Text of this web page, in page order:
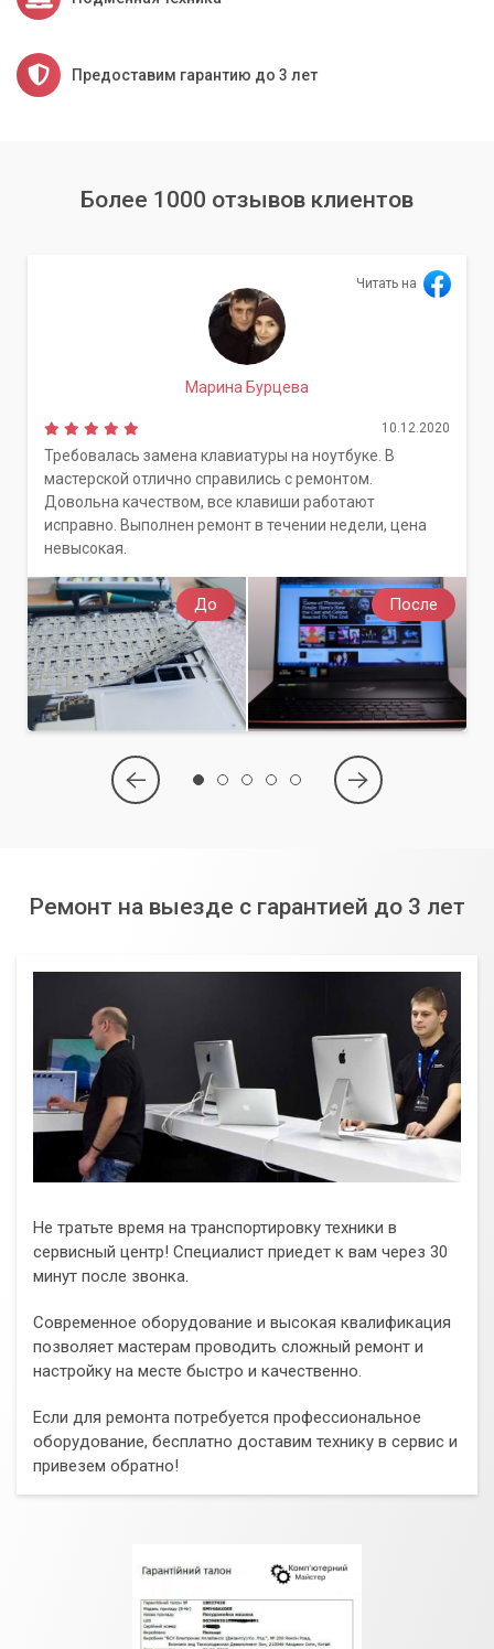
Предоставим гарантию до 3 лет
Более 1000 отзывов клиентов
До После
Читать на
Марина Бурцева
10.12.2020
Требовалась замена клавиатуры на ноутбуке. В
мастерской отлично справились с ремонтом.
Довольна качеством, все клавиши работают
исправно. Выполнен ремонт в течении недели, цена
невысокая.
Ремонт на выезде с гарантией до 3 лет
Не тратьте время на транспортировку техники в
сервисный центр! Специалист приедет к вам через 30
минут после звонка.
Современное оборудование и высокая квалификация
позволяет мастерам проводить сложный ремонт и
настройку на месте быстро и качественно.
Если для ремонта потребуется профессиональное
оборудование, бесплатно доставим технику в сервис и
привезем обратно!